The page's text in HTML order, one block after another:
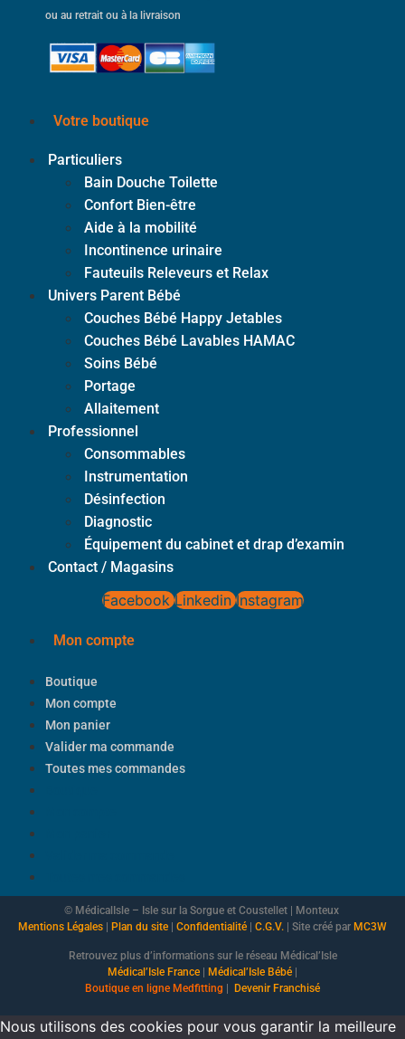
ou au retrait ou à la livraison
Votre boutique
Particuliers
Bain Douche Toilette
Confort Bien-être
Aide à la mobilité
Incontinence urinaire
Fauteuils Releveurs et Relax
Univers Parent Bébé
Couches Bébé Happy Jetables
Couches Bébé Lavables HAMAC
Soins Bébé
Portage
Allaitement
Professionnel
Consommables
Instrumentation
Désinfection
Diagnostic
Équipement du cabinet et drap d’examin
Contact / Magasins
Facebook Linkedin Instagram
Mon compte
Boutique
Mon compte
Mon panier
Valider ma commande
Toutes mes commandes
© MédicalIsle – Isle sur la Sorgue et Coustellet | Monteux
Mentions Légales | Plan du site | Confidentialité | C.G.V. | Site créé par MC3W
Retrouvez plus d’informations sur le réseau Médical’Isle
Médical’Isle France
Médical’Isle Bébé
Boutique en ligne Medfitting Devenir Franchisé
Nous utilisons des cookies pour vous garantir la meilleure